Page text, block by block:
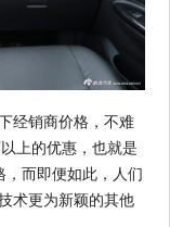
经销商价格，不难
上的优惠，也就是
而即便如此，人们
术更为新颖的其他